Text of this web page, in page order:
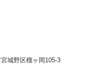
城野区榴ヶ岡105-3